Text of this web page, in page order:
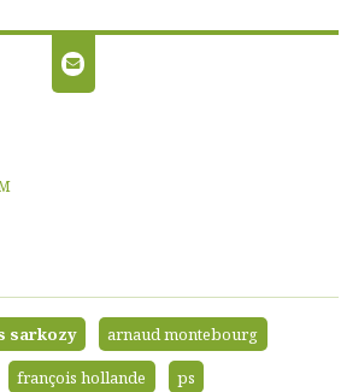
sarkozy
arnaud montebourg
françois hollande
ps